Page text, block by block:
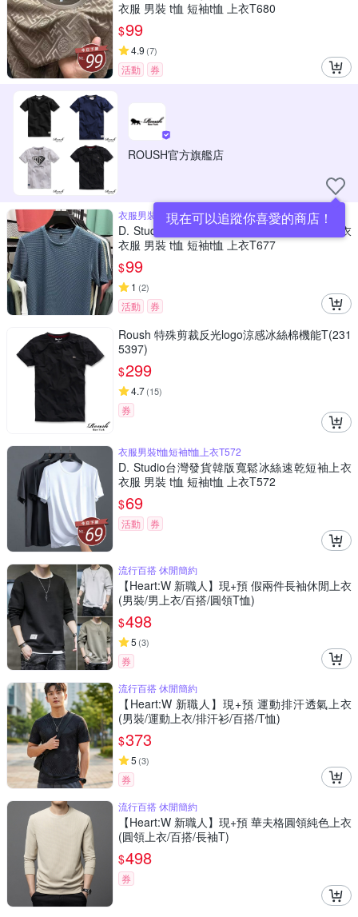
衣服 男裝 t恤 短袖t恤 上衣T680
$99
4.9 (7)
活動 券
ROUSH官方旗艦店
現在可以追蹤你喜愛的商店！
衣服男裝t恤短袖t恤上衣T677
D. Studio台灣發貨韓版寬鬆舒適紋路短袖上衣
衣服 男裝 t恤 短袖t恤 上衣T677
$99
1 (2)
活動 券
Roush 特殊剪裁反光logo涼感冰絲棉機能T(231
5397)
$299
4.7(15)
券
衣服男裝t恤短袖t恤上衣T572
D. Studio台灣發貨韓版寬鬆冰絲速乾短袖上衣
衣服 男裝 t恤 短袖t恤 上衣T572
$69
活動 券
流行百搭 休閒簡約
【Heart:W 新職人】現+預 假兩件長袖休閒上衣
(男裝/男上衣/百搭/圓領T恤)
$498
5 (3)
券
流行百搭 休閒簡約
【Heart:W 新職人】現+預 運動排汗透氣上衣
(男裝/運動上衣/排汗衫/百搭/T恤)
$373
5 (3)
券
流行百搭 休閒簡約
【Heart:W 新職人】現+預 華夫格圓領純色上衣
(圓領上衣/百搭/長袖T)
$498
券